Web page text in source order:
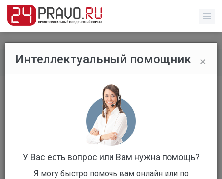
Все вопросы / Без указания категории
Без названия
Вопрос уже решен
×
Интеллектуальный помощник
У Вас есть вопрос или Вам нужна помощь?
Я могу быстро помочь вам онлайн или по